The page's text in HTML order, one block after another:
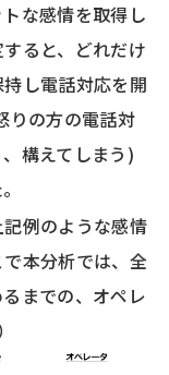
な感情を取得し
ると、どれだけ
し電話対応を開
りの方の電話対
構えてしまう)
例のような感情
本分析では、全
までの、オペレ